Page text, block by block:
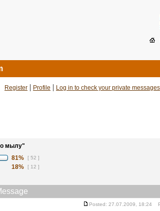
Register | Profile | Log in to check your private messages
мылу"
81% [ 52 ]
18% [ 12 ]
Posted: 27.07.2009, 18:24